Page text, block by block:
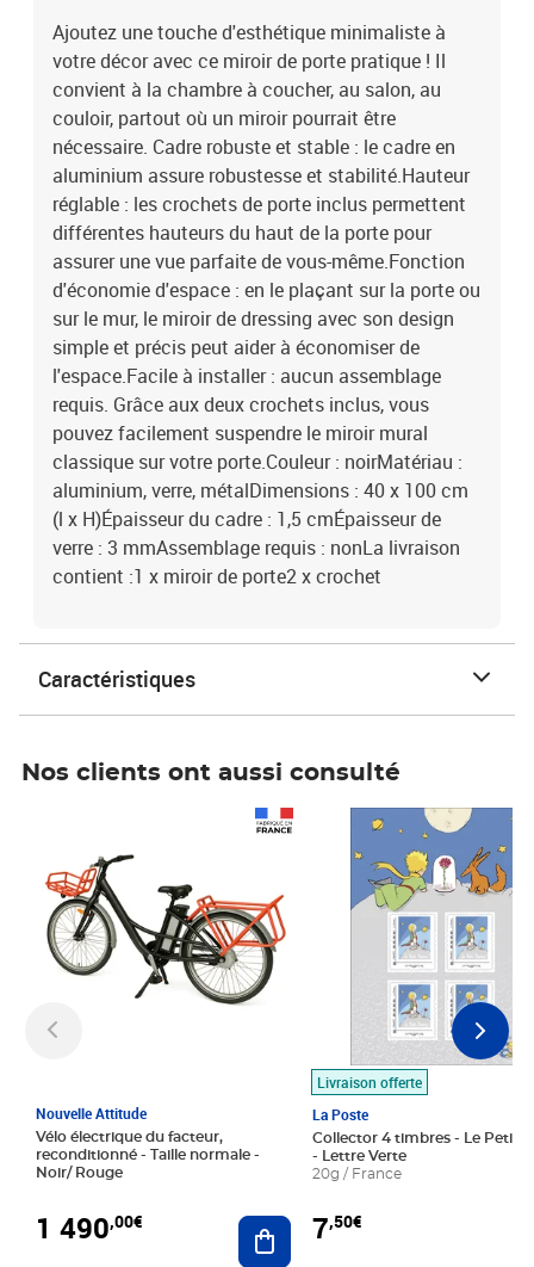
Ajoutez une touche d'esthétique minimaliste à
votre décor avec ce miroir de porte pratique ! Il
convient à la chambre à coucher, au salon, au
couloir, partout où un miroir pourrait être
nécessaire. Cadre robuste et stable : le cadre en
aluminium assure robustesse et stabilité.Hauteur
réglable : les crochets de porte inclus permettent
différentes hauteurs du haut de la porte pour
assurer une vue parfaite de vous-même.Fonction
d'économie d'espace : en le plaçant sur la porte ou
sur le mur, le miroir de dressing avec son design
simple et précis peut aider à économiser de
l'espace.Facile à installer : aucun assemblage
requis. Grâce aux deux crochets inclus, vous
pouvez facilement suspendre le miroir mural
classique sur votre porte.Couleur : noirMatériau :
aluminium, verre, métalDimensions : 40 x 100 cm
(l x H)Épaisseur du cadre : 1,5 cmÉpaisseur de
verre : 3 mmAssemblage requis : nonLa livraison
contient :1 x miroir de porte2 x crochet
Caractéristiques
Nos clients ont aussi consulté
Nouvelle Attitude
Vélo électrique du facteur,
reconditionné - Taille normale -
Noir/ Rouge
1 490,00€ Ajouter au panier
Livraison offerte
La Poste
Collector 4 timbres - Le Petit
- Lettre Verte
20g / France
7,50€
Prix 7,50€